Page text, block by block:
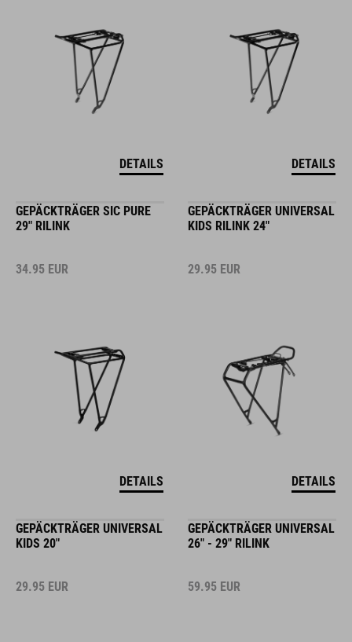
DETAILS DETAILS
GEPÄCKTRÄGER SIC PURE
29" RILINK
34.95 EUR
DETAILS
GEPÄCKTRÄGER UNIVERSAL
KIDS RILINK 24"
29.95 EUR
DETAILS
GEPÄCKTRÄGER UNIVERSAL
KIDS 20"
29.95 EUR
GEPÄCKTRÄGER UNIVERSAL
26" - 29" RILINK
59.95 EUR